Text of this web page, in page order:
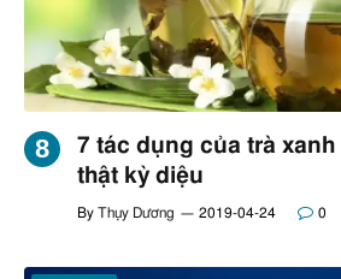
7 tác dụng của trà
thật kỳ diệu
By Thụy Dương 2019-04-24 0